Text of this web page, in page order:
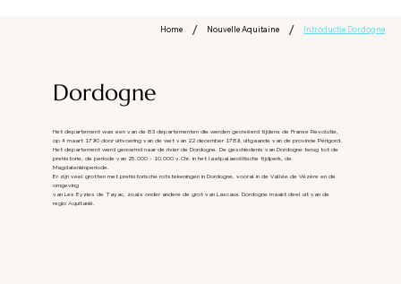
Home / Nouvelle Aquitaine / Introductie Dordogne
Dordogne
Het departement was een van de 83 departementen die werden gecreëerd tijdens de Franse Revolutie,
op 4 maart 1790 door uitvoering van de wet van 22 december 1789, uitgaande van de provincie Périgord.
Het departement werd genoemd naar de rivier de Dordogne. De geschiedenis van Dordogne terug tot de
prehistorie, de periode van 25.000 - 10.000 v.Chr. in het laatpalaeolitische tijdperk, de
Magdaleniënperiode.
Er zijn veel grotten met prehistorische rotstekeningen in Dordogne, vooral in de Vallée de Vézère en de
omgeving
van Les Eyzies de Tayac, zoals onder andere de grot van Lascaux. Dordogne maakt deel uit van de
regio Aquitanië.